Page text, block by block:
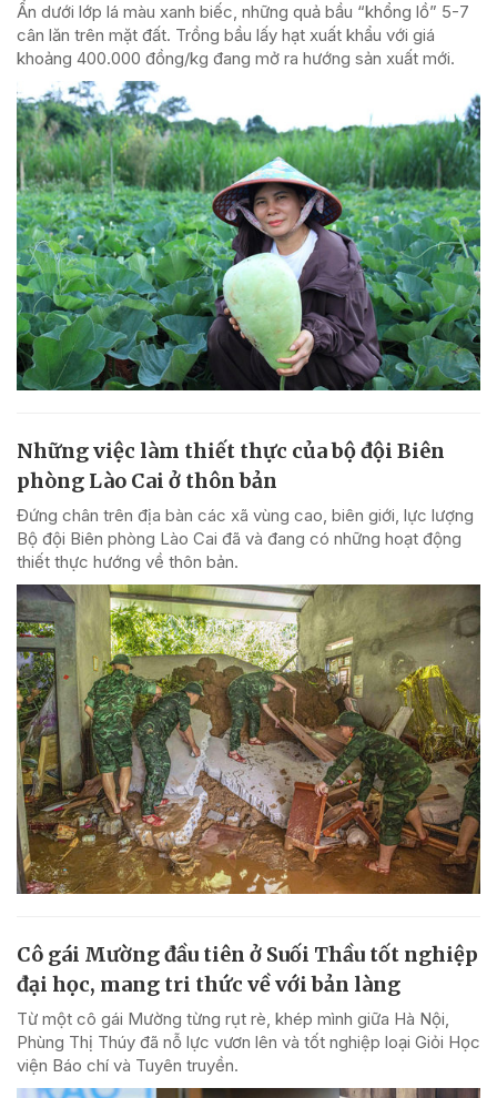
Ẩn dưới lớp lá màu xanh biếc, những quả bầu “khổng lồ” 5-7
cân lăn trên mặt đất. Trồng bầu lấy hạt xuất khẩu với giá
khoảng 400.000 đồng/kg đang mở ra hướng sản xuất mới.
Những việc làm thiết thực của bộ đội Biên
phòng Lào Cai ở thôn bản
Đứng chân trên địa bàn các xã vùng cao, biên giới, lực lượng
Bộ đội Biên phòng Lào Cai đã và đang có những hoạt động
thiết thực hướng về thôn bản.
Cô gái Mường đầu tiên ở Suối Thầu tốt nghiệp
đại học, mang tri thức về với bản làng
Từ một cô gái Mường từng rụt rè, khép mình giữa Hà Nội,
Phùng Thị Thúy đã nỗ lực vươn lên và tốt nghiệp loại Giỏi Học
viện Báo chí và Tuyên truyền.